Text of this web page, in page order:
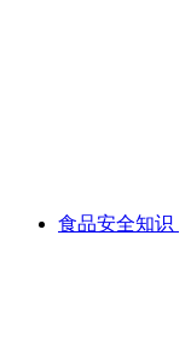
食品安全知识